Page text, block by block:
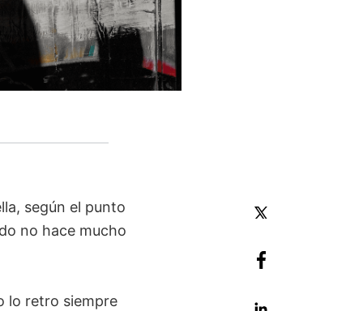
según el punto
no hace mucho
lo retro siempre